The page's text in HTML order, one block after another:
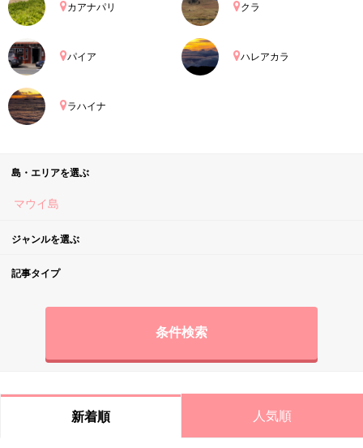
カアナパリ クラ
パイア ハレアカラ
ラハイナ
島・エリアを選ぶ
マウイ島
ジャンルを選ぶ
記事タイプ
条件検索
新着順 人気順